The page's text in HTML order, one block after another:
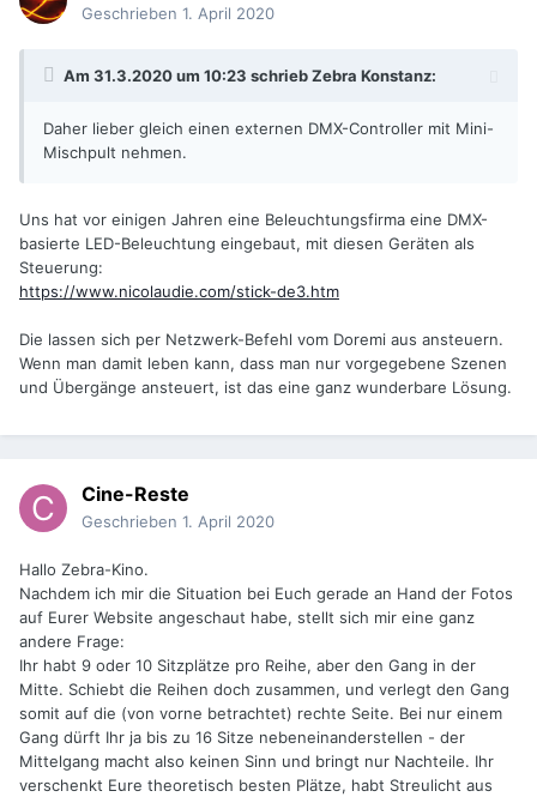
Geschrieben 1. April 2020
Am 31.3.2020 um 10:23 schriebZebra Konstanz:
Daher lieber gleich einen externen DMX-Controller mit Mini-
Mischpult nehmen.
Uns hat vor einigen Jahren eine Beleuchtungsfirma eine DMX-
basierte LED-Beleuchtung eingebaut, mit diesen Geräten als
Steuerung:
https://www.nicolaudie.com/stick-de3.htm
Die lassen sich per Netzwerk-Befehl vom Doremi aus ansteuern.
Wenn man damit leben kann, dass man nur vorgegebene Szenen
und Übergänge ansteuert, ist das eine ganz wunderbare Lösung.
Cine-Reste
Geschrieben 1. April 2020
Hallo Zebra-Kino.
Nachdem ich mir die Situation bei Euch gerade an Hand der Fotos
auf Eurer Website angeschaut habe, stellt sich mir eine ganz
andere Frage:
Ihr habt 9 oder 10 Sitzplätze pro Reihe, aber den Gang in der
Mitte. Schiebt die Reihen doch zusammen, und verlegt den Gang
somit auf die (von vorne betrachtet) rechte Seite. Bei nur einem
Gang dürft Ihr ja bis zu 16 Sitze nebeneinanderstellen - der
Mittelgang macht also keinen Sinn und bringt nur Nachteile. Ihr
verschenkt Eure theoretisch besten Plätze, habt Streulicht aus